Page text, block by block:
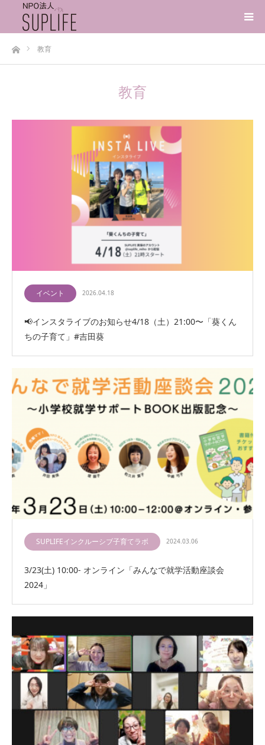
ホーム教育
教育
イベント 2026.04.18
📢インスタライブのお知らせ4/18（土）21:00〜「葵くん
ちの子育て」#吉田葵
SUPLIFEインクルーシブ子育てラボ 2024.03.06
3/23(土) 10:00- オンライン「みんなで就学活動座談会
2024」